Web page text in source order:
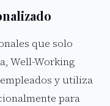
que solo
Well-Working
y utiliza
para